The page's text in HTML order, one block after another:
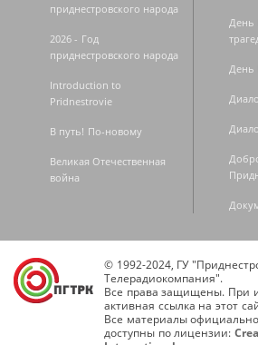
приднестровского народа
2026 - Год
приднестровского народа
Introduction to
Pridnestrovie
В путь! По-новому
Великая Отечественная
война
День
День
© 1992-2024, ГУ
Телерадиокомпания".
Все права защищены. При
активная ссылка на этот
Все материалы
доступны по лицензии: